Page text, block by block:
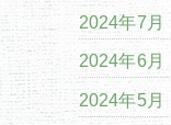
2024年7月
2024年6月
2024年5月